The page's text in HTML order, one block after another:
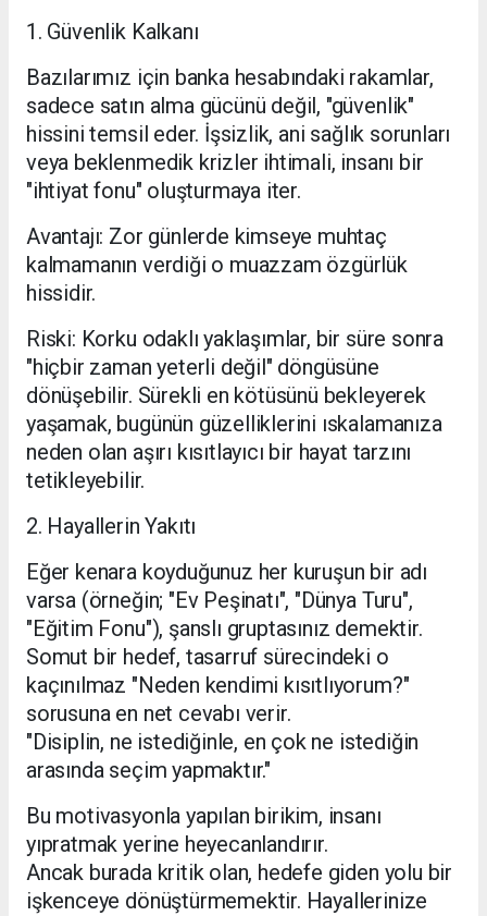
​1. Güvenlik Kalkanı
​Bazılarımız için banka hesabındaki rakamlar,
sadece satın alma gücünü değil, "güvenlik"
hissini temsil eder. İşsizlik, ani sağlık sorunları
veya beklenmedik krizler ihtimali, insanı bir
"ihtiyat fonu" oluşturmaya iter.
​Avantajı: Zor günlerde kimseye muhtaç
kalmamanın verdiği o muazzam özgürlük
hissidir.
​Riski: Korku odaklı yaklaşımlar, bir süre sonra
"hiçbir zaman yeterli değil" döngüsüne
dönüşebilir. Sürekli en kötüsünü bekleyerek
yaşamak, bugünün güzelliklerini ıskalamanıza
neden olan aşırı kısıtlayıcı bir hayat tarzını
tetikleyebilir.
​2. Hayallerin Yakıtı
​Eğer kenara koyduğunuz her kuruşun bir adı
varsa (örneğin; "Ev Peşinatı", "Dünya Turu",
"Eğitim Fonu"), şanslı gruptasınız demektir.
Somut bir hedef, tasarruf sürecindeki o
kaçınılmaz "Neden kendimi kısıtlıyorum?"
sorusuna en net cevabı verir.
​"Disiplin, ne istediğinle, en çok ne istediğin
arasında seçim yapmaktır."
​Bu motivasyonla yapılan birikim, insanı
yıpratmak yerine heyecanlandırır.
Ancak burada kritik olan, hedefe giden yolu bir
işkenceye dönüştürmemektir. Hayallerinize